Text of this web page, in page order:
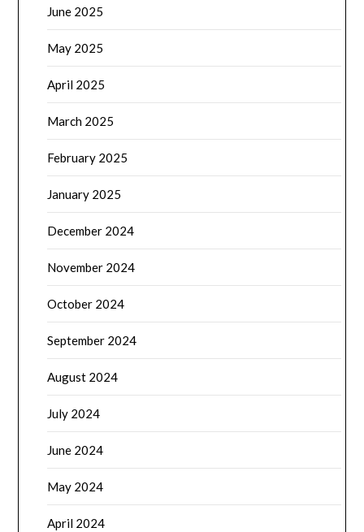
June 2025
May 2025
April 2025
March 2025
February 2025
January 2025
December 2024
November 2024
October 2024
September 2024
August 2024
July 2024
June 2024
May 2024
April 2024